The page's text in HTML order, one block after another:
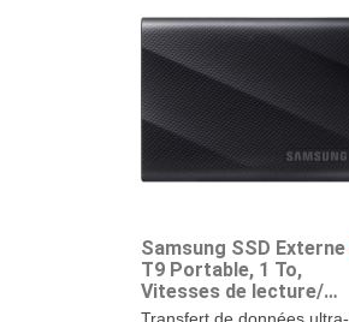
Samsung SSD Externe
T9 Portable, 1 To,
Vitesses de lecture/
écriture jusqu'à 2000